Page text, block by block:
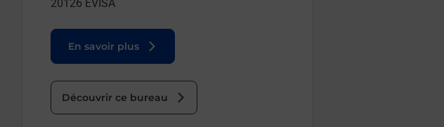
20126 EVISA
En savoir plus
Découvrir ce bureau